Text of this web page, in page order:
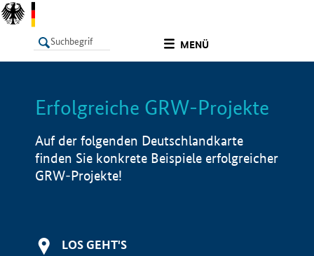
MENÜ
LISTE Info
Erfolgreiche GRW-Projekte
Auf der folgenden Deutschlandkarte
finden Sie konkrete Beispiele erfolgreicher
GRW-Projekte!
LOS GEHT'S